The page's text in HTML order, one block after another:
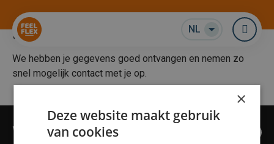
NL
Bedankt voor je sollicitatie!
We hebben je gegevens goed ontvangen en nemen zo
snel mogelijk contact met je op.
Vacatures
×
Deze website maakt gebruik
van cookies